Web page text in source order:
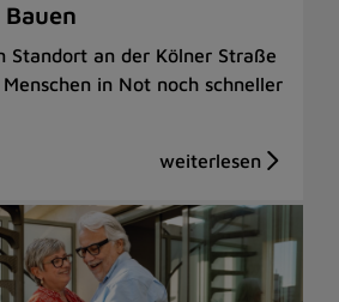
Standort an der Kölner Straße
in Not noch schneller